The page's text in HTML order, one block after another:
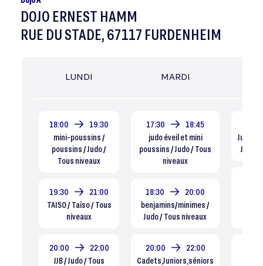
DOJO ERNEST HAMM
RUE DU STADE, 67117 FURDENHEIM
LUNDI
18:00
19:30
mini-poussins /
poussins / Judo /
Tous niveaux
19:30
21:00
TAISO / Taïso / Tous
niveaux
20:00
22:00
JJB / Judo / Tous
MARDI
17:30
18:45
judo éveil et mini
poussins / Judo / Tous
niveaux
18:30
20:00
benjamins/minimes /
Judo / Tous niveaux
20:00
22:00
Cadets,Juniors,séniors
Judo
Judo /